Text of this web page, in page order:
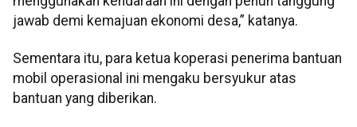
jawab demi kemajuan ekonomi desa,” katanya.
Sementara itu, para ketua koperasi penerima bantuan
mobil operasional ini mengaku bersyukur atas
bantuan yang diberikan.